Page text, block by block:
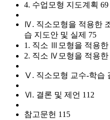
4. 수업모형 지도계획 69
Ⅳ. 직소모형을 적용한
습 지도안 및 실제 75
1. 직소 Ⅲ모형을 적용
2. 직소 Ⅳ모형을 적용
Ⅴ. 직소모형 교수-학습
Ⅵ. 결론 및 제언 112
참고문헌 115